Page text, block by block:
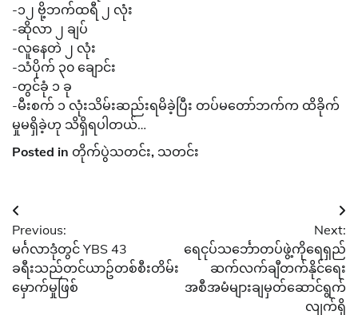
-၁၂ ဗို့ဘက်ထရီ ၂ လုံး
-ဆိုလာ ၂ ချပ်
-လူနေတဲ ၂ လုံး
-သံပိုက် ၃၀ ချောင်း
-တွင်ခုံ ၁ ခု
-မီးစက် ၁ လုံးသိမ်းဆည်းရမိခဲ့ပြီး တပ်မတော်ဘက်က ထိခိုက်
မှုမရှိခဲ့ဟု သိရှိရပါတယ်…
Posted in တိုက်ပွဲသတင်း, သတင်း
Post
navigation
Previous:
မင်္ဂလာဒုံတွင် YBS 43
ခရီးသည်တင်ယာဥ်တစ်စီးတိမ်း
မှောက်မှုဖြစ်
Next:
ရေငုပ်သင်္ဘောတပ်ဖွဲ့ကိုရေရှည်
ဆက်လက်ချီတက်နိုင်ရေး
အစီအမံများချမှတ်ဆောင်ရွက်
လျက်ရှိ